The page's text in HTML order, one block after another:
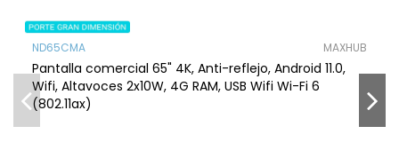
ND65CMA MAXHUB
Pantalla comercial 65" 4K, Anti-reflejo, Android 11.0,
Wifi, Altavoces 2x10W, 4G RAM, USB Wifi Wi-Fi 6
(802.11ax)